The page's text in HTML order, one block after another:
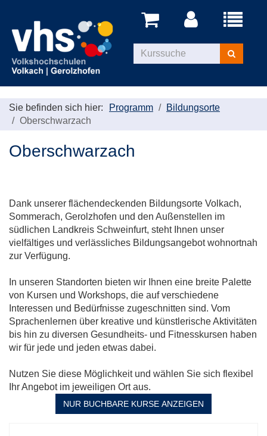
Menü
Kurse
suchen
Sie befinden sich hier: Programm
Bildungsorte
Oberschwarzach
Oberschwarzach
Dank unserer flächendeckenden Bildungsorte Volkach,
Sommerach, Gerolzhofen und den Außenstellen im
südlichen Landkreis Schweinfurt, steht Ihnen unser
vielfältiges und verlässliches Bildungsangebot wohnortnah
zur Verfügung.
In unseren Standorten bieten wir Ihnen eine breite Palette
von Kursen und Workshops, die auf verschiedene
Interessen und Bedürfnisse zugeschnitten sind. Vom
Sprachenlernen über kreative und künstlerische Aktivitäten
bis hin zu diversen Gesundheits- und Fitnesskursen haben
wir für jede und jeden etwas dabei.
Nutzen Sie diese Möglichkeit und wählen Sie sich flexibel
Ihr Angebot im jeweiligen Ort aus.
NUR BUCHBARE KURSE ANZEIGEN